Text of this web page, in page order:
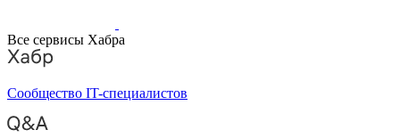
Все сервисы Хабра
Сообщество IT-специалистов